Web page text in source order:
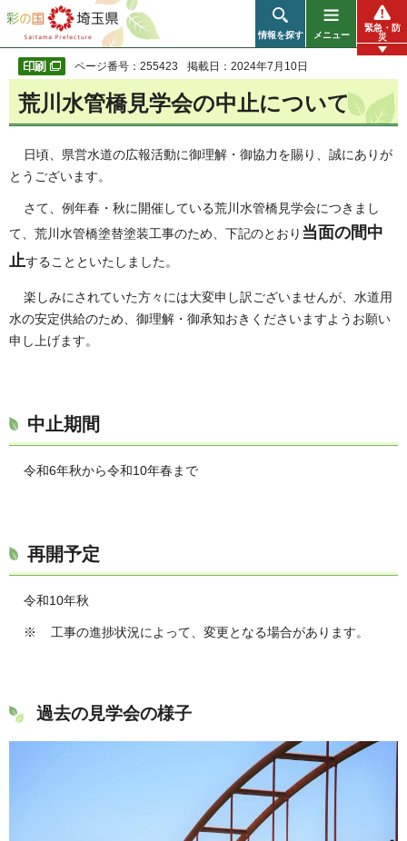
彩の国 埼玉県
情報を探す メニュー
緊急・防
災
ページ番号：255423 掲載日：2024年7月10日
荒川水管橋見学会の中止について
日頃、県営水道の広報活動に御理解・御協力を賜り、誠にありが
とうございます。
さて、例年春・秋に開催している荒川水管橋見学会につきまし
て、荒川水管橋塗替塗装工事のため、下記のとおり 当面の間中
止することといたしました。
楽しみにされていた方々には大変申し訳ございませんが、水道用
水の安定供給のため、御理解・御承知おきくださいますようお願い
申し上げます。
中止期間
令和6年秋から令和10年春まで
再開予定
令和10年秋
※ 工事の進捗状況によって、変更となる場合があります。
過去の見学会の様子